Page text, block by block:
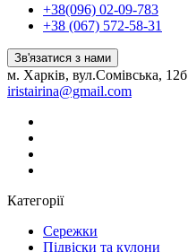
+38(096) 02-09-783
+38 (067) 572-58-31
Зв'язатися з нами
м. Харків, вул.Сомівська, 12б
iristairina@gmail.com
Категорії
Сережки
Підвіски та кулони